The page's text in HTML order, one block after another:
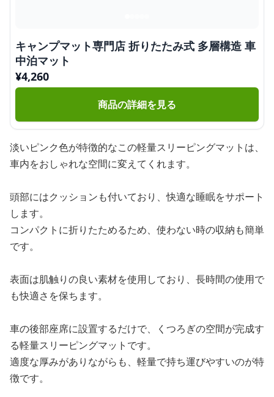
キャンプマット専門店 折りたたみ式 多層構造 車
中泊マット
¥4,260
商品の詳細を見る
淡いピンク色が特徴的なこの軽量スリーピングマットは、
車内をおしゃれな空間に変えてくれます。
頭部にはクッションも付いており、快適な睡眠をサポート
します。
コンパクトに折りたためるため、使わない時の収納も簡単
です。
表面は肌触りの良い素材を使用しており、長時間の使用で
も快適さを保ちます。
車の後部座席に設置するだけで、くつろぎの空間が完成す
る軽量スリーピングマットです。
適度な厚みがありながらも、軽量で持ち運びやすいのが特
徴です。